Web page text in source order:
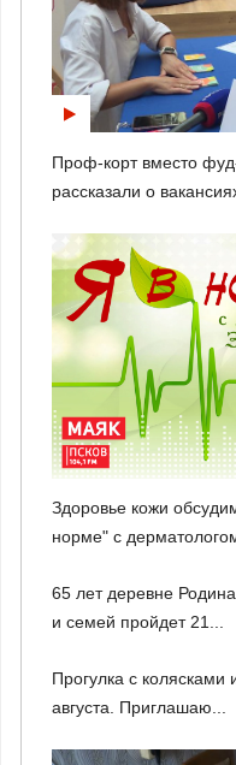
Проф-корт вместо
рассказали о
Здоровье кожи
норме" с
65 лет деревне
и семей пройдет 21...
Прогулка с колясками
августа. Приглашаю...